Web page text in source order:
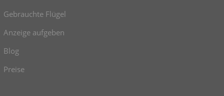
Gebrauchte Flügel
Anzeige aufgeben
Blog
Preise